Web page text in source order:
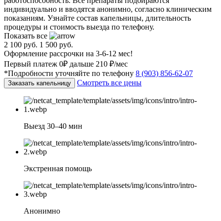
индивидуально и вводятся анонимно, согласно клиническим
показаниям. Узнайте состав капельницы, длительность
процедуры и стоимость выезда по телефону.
Показать все
2 100 руб. 1 500 руб.
Оформление рассрочки на 3-6-12 мес!
Первый платеж 0₽ дальше 210 ₽/мес
*Подробности уточняйте по телефону 8 (903) 856-62-07
Заказать капельницу Смотреть все цены
Выезд 30–40 мин
Экстренная помощь
Анонимно